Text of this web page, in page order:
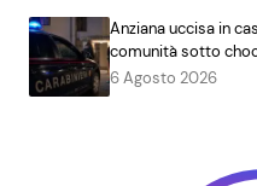
Anziana uccisa in
comunità sotto
6 Agosto 2026